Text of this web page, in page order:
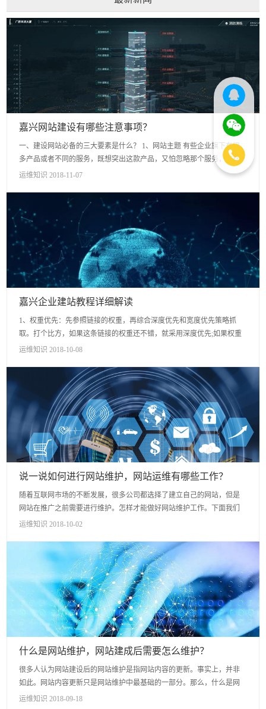
嘉兴网站建设有哪些注意事项？
一、建设网站必备的三大要素是什么？ 1、网站主题 有些企业旗下有很
多产品或者不同的服务，既想突出这款产品，又怕忽略那个服务，这样
做很容易造成一个网站有多个主题，不仅网站内容看起来杂...
运维知识 2018-11-07
嘉兴企业建站教程详细解读
1、权重优先：先参照链接的权重，再综合深度优先和宽度优先策略抓
取。打个比方，如果这条链接的权重还不错，就采用深度优先;如果权重
很低，则采用宽度优先。 2、重访抓取：这个就可以直接字面上理...
运维知识 2018-10-08
说一说如何进行网站维护，网站运维有哪些工作？
随着互联网市场的不断发展，很多公司都选择了建立自己的网站，但是
网站在推广之前需要进行维护。怎样才能做好网站维护工作。下面我们
来谈谈这个问题。 1. 提高网站质量。 要想让你的网站受...
运维知识 2018-10-02
什么是网站维护，网站建成后需要怎么维护？
很多人认为网站建设后的网站维护是指网站内容的更新。事实上，并非
如此。网站内容更新只是网站维护中最基础的一部分。那么，什么是网
站维护。网站维护的任务有哪些？ 1. 基本的网站维护。 ...
运维知识 2018-09-18